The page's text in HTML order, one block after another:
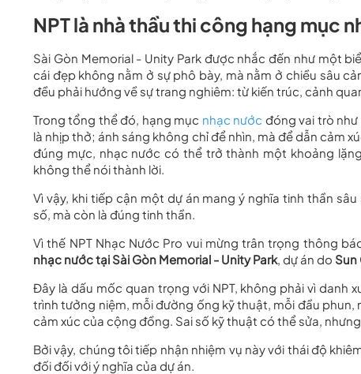
NPT là nhà thầu thi công hạng mục
Sài Gòn Memorial - Unity Park được nhắc đến như một
cái đẹp không nằm ở sự phô bày, mà nằm ở chiều sâu
đều phải hướng về sự trang nghiêm: từ kiến trúc, cảnh
Trong tổng thể đó, hạng mục nhạc nước đóng vai trò
là nhịp thở; ánh sáng không chỉ để nhìn, mà để dẫn cảm
đúng mực, nhạc nước có thể trở thành một khoảng
không thể nói thành lời.
Vì vậy, khi tiếp cận một dự án mang ý nghĩa tinh thần
số, mà còn là đúng tinh thần.
Vì thế NPT Nhạc Nước Pro vui mừng trân trọng thông
nhạc nước tại Sài Gòn Memorial - Unity Park, dự án do Sun
Đây là dấu mốc quan trọng với NPT, không phải vì danh
trình tưởng niệm, mỗi đường ống kỹ thuật, mỗi đầu
cảm xúc của cộng đồng. Sai số kỹ thuật có thể sửa,
Bởi vậy, chúng tôi tiếp nhận nhiệm vụ này với thái độ
đối đối với ý nghĩa của dự án.